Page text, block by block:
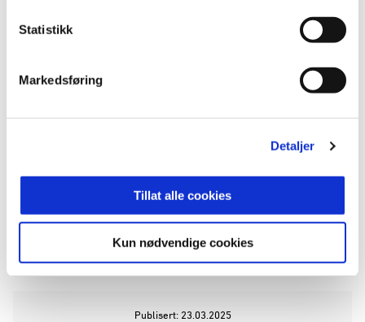
Statistikk
Markedsføring
Detaljer
Tillat alle cookies
Kun nødvendige cookies
Fauskanger er opptatt med landslagsspill for G17.
første minutter i FK Haugesund-drakten denne
direkte på Haugesunds Avis/Direktesport.
ANNONSE FRA OBOS-LIGAEN:
Publisert: 23.03.2025